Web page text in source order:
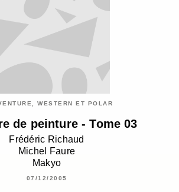
WESTERN ET POLAR
de peinture - Tome 03
Frédéric Richaud
Michel Faure
Makyo
07/12/2005